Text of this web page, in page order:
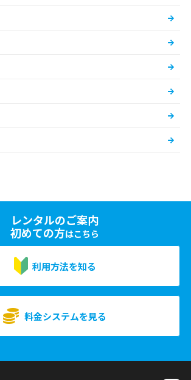
レンタルのご案内
初めての方はこちら
利用方法を知る
料金システムを見る